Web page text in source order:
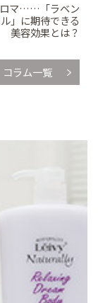
マ……「ラベン
」に期待できる
美容効果とは？
コラム一覧